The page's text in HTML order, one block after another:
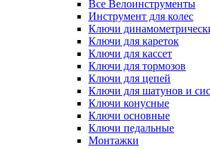
Все Велоинструменты
Инструмент для колес
Ключи
Ключи для кареток
Ключи для кассет
Ключи для тормозов
Ключи для цепей
Ключи для шатунов и
Ключи конусные
Ключи основные
Ключи педальные
Монтажки